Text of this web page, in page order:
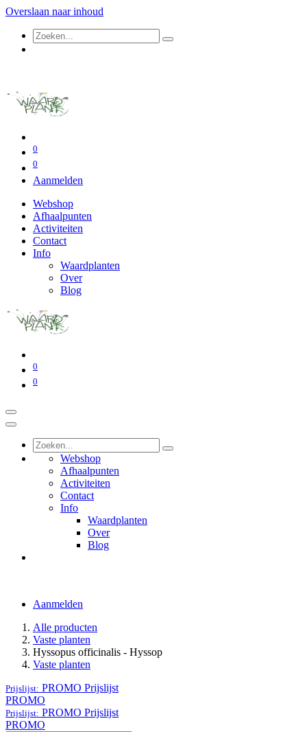
Overslaan naar inhoud
0
0
Aanmelden
Webshop
Afhaalpunten
Activiteiten
Contact
Info
Waardplanten
Over
Blog
0
0
Webshop
Afhaalpunten
Activiteiten
Contact
Info
Waardplanten
Over
Blog
Aanmelden
Alle producten
Vaste planten
Hyssopus officinalis - Hyssop
Vaste planten
Prijslijst: PROMO Prijslijst
PROMO
Prijslijst: PROMO Prijslijst
PROMO